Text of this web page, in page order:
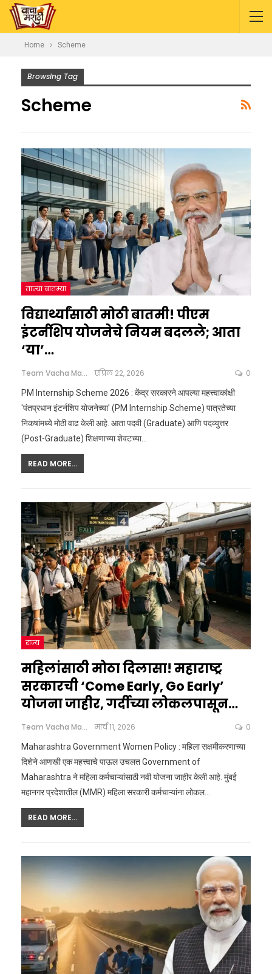
Home Scheme
Browsing Tag
Scheme
ताज्या बातम्या
विद्यार्थ्यांसाठी मोठी बातमी! पीएम
इंटर्नशिप योजनेचे नियम बदलले; आता
‘या’…
Team Vacha Marathi एप्रिल 22, 2026 0
PM Internship Scheme 2026 : केंद्र सरकारने आपल्या महत्त्वाकांक्षी
'पंतप्रधान इंटर्नशिप योजनेच्या' (PM Internship Scheme) पात्रतेच्या
निकषांमध्ये मोठी वाढ केली आहे. आता पदवी (Graduate) आणि पदव्युत्तर
(Post-Graduate) शिक्षणाच्या शेवटच्या…
READ MORE...
राज्य
महिलांसाठी मोठा दिलासा! महाराष्ट्र
सरकारची ‘Come Early, Go Early’
योजना जाहीर, गर्दीच्या लोकलपासून…
Team Vacha Marathi मार्च 11, 2026 0
Maharashtra Government Women Policy : महिला सक्षमीकरणाच्या
दिशेने आणखी एक महत्त्वाचे पाऊल उचलत Government of
Maharashtra ने महिला कर्मचाऱ्यांसाठी नवी योजना जाहीर केली आहे. मुंबई
महानगर प्रदेशातील (MMR) महिला सरकारी कर्मचाऱ्यांना लोकल…
READ MORE...